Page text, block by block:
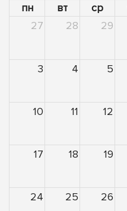
пн вт ср
27
28 29
3 4 5
10 11 12
17 18 19
24 25 26